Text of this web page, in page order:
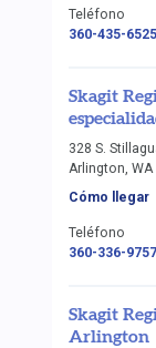
Teléfono
360-435-6525
Skagit
328 S.
Arlington, WA
Cómo llegar
Teléfono
360-336-9757
Skagit
Arlington